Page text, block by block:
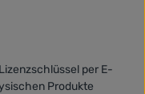
per E-
Produkte